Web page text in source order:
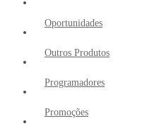
Oportunidades
Outros Produtos
Programadores
Promoções